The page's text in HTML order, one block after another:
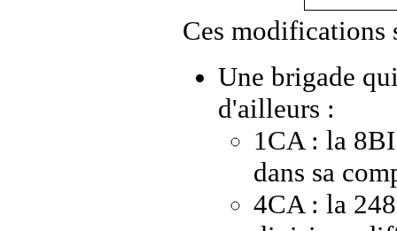
Ces modifications
Une brigade
d'ailleurs :
1CA : la
dans sa
4CA : la